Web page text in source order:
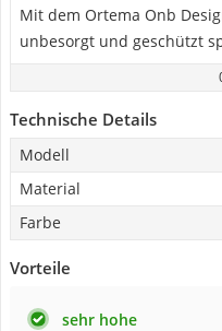
Mit dem Ortema Onb
unbesorgt und geschützt
Technische Details
Modell
Material
Farbe
Vorteile
sehr hohe